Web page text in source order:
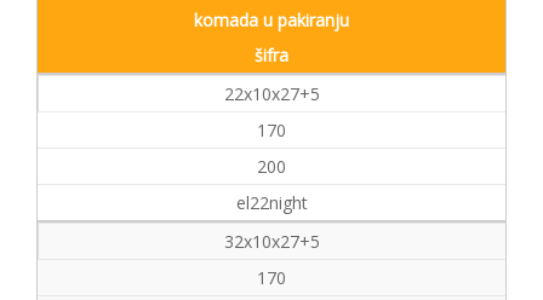
komada u pakiranju
šifra
22x10x27+5
170
200
el22night
32x10x27+5
170